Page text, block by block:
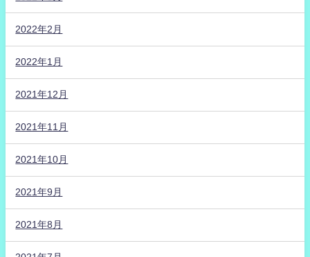
2022年2月
2022年1月
2021年12月
2021年11月
2021年10月
2021年9月
2021年8月